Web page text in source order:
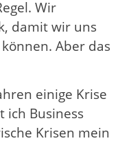
Wir
damit wir uns
Aber das
einige Krise
ich Business
Krisen mein